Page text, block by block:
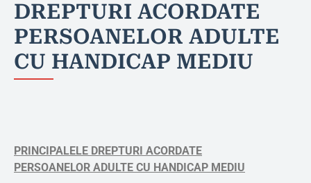
DREPTURI ACORDATE
PERSOANELOR ADULTE
CU HANDICAP MEDIU
PRINCIPALELE DREPTURI ACORDATE
PERSOANELOR ADULTE CU HANDICAP MEDIU